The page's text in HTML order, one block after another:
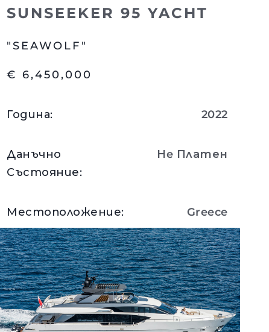
SUNSEEKER 95 YACHT
"SEAWOLF"
€ 6,450,000
Година: 2022
Данъчно
Състояние:
Нe Платен
Местоположение: Greece
Вижте Детайли